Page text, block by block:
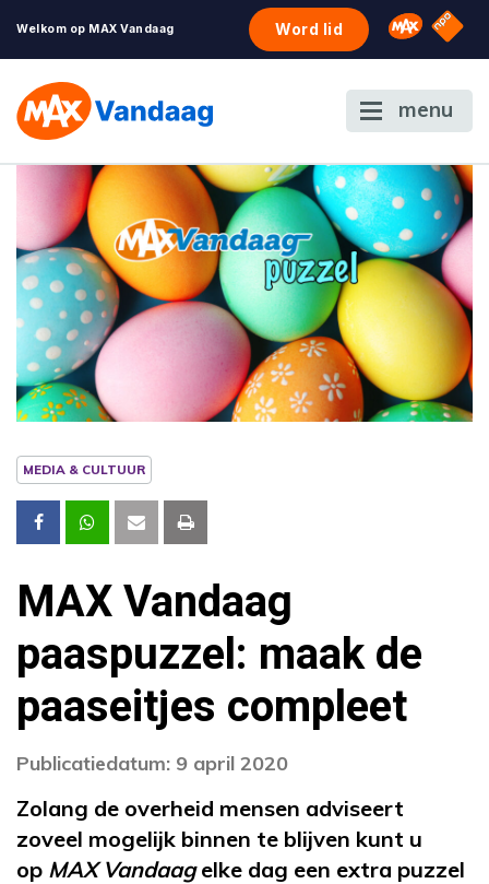
Welkom op MAX Vandaag Word lid Omroep
NPO
menu
MEDIA & CULTUUR
MAX Vandaag
paaspuzzel: maak de
paaseitjes compleet
Publicatiedatum: 9 april 2020
Zolang de overheid mensen adviseert
zoveel mogelijk binnen te blijven kunt u
op MAX Vandaagelke dag een extra puzzel